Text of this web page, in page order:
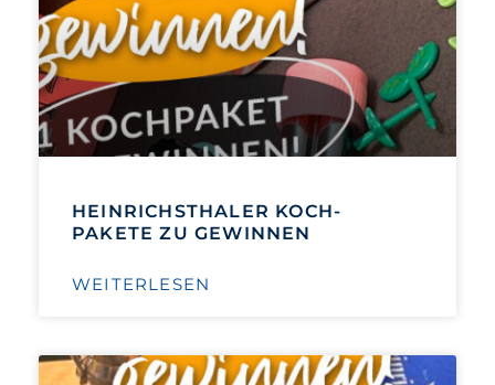
HEINRICHSTHALER KOCH-
PAKETE ZU GEWINNEN
WEITERLESEN